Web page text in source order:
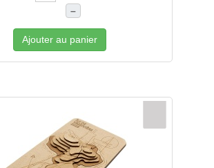
–
Ajouter au panier